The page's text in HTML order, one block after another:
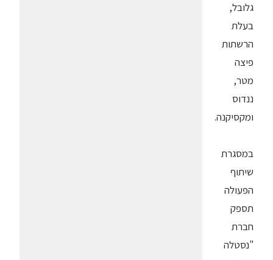
גלובל,
בעלת
הרשתות
פיצה
מטר,
ננדוס
ומקסיקנה.
במסגרת
שיתוף
הפעולה
תספק
חברת
"נסטלה